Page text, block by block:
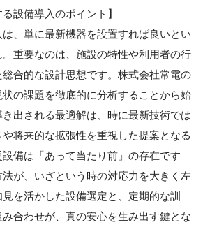
設備導入のポイント】
、単に最新機器を設置すれば良いとい
重要なのは、施設の特性や利用者の行
合的な設計思想です。株式会社常電の
の課題を徹底的に分析することから始
出される最適解は、時に最新技術では
将来的な拡張性を重視した提案となる
備は「あって当たり前」の存在です
が、いざという時の対応力を大きく左
を活かした設備選定と、定期的な訓
合わせが、真の安心を生み出す鍵とな